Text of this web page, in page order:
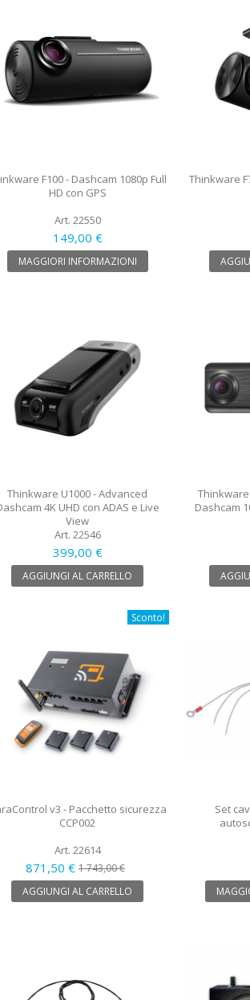
F100 - Dashcam 1080p Full
HD con GPS
Art. 22550
149,00 €
MAGGIORI INFORMAZIONI
Thinkware
Thinkware U1000 - Advanced
4K UHD con ADAS e Live
View
Art. 22546
399,00 €
AGGIUNGI AL CARRELLO
Thinkware
Dashcam
Sconto!
v3 - Pacchetto sicurezza
CCP002
Art. 22614
871,50 € 1 743,00 €
AGGIUNGI AL CARRELLO
Set